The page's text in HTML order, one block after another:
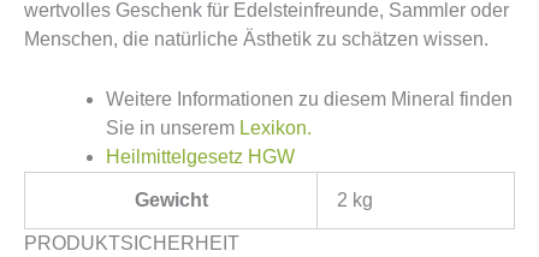
wertvolles Geschenk für Edelsteinfreunde, Sammler oder
Menschen, die natürliche Ästhetik zu schätzen wissen.
Weitere Informationen zu diesem Mineral finden
Sie in unserem Lexikon.
Heilmittelgesetz HGW
Gewicht 2 kg
PRODUKTSICHERHEIT